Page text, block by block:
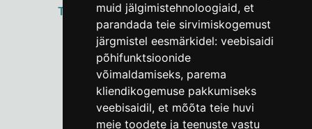
muid jälgimistehnoloogiaid, et
parandada teie sirvimiskogemust
järgmistel eesmärkidel: veebisaidi
põhifunktsioonide
võimaldamiseks, parema
kliendikogemuse pakkumiseks
veebisaidil, et mõõta teie huvi
meie toodete ja teenuste vastu
ТАЛЛИННСКИЙГОРОДСКОЙ МУЗЕЙ
Vene 17
Пн–Пт 9–17:(+372) 610 4178
info@linnamuuseum.ee